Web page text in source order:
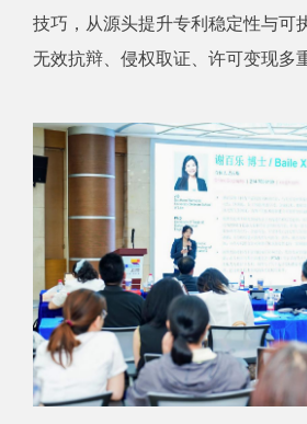
技巧，从源头提升专利稳定性与可
无效抗辩、侵权取证、许可变现多